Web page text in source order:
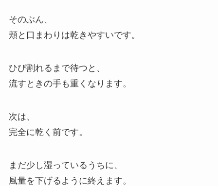
そのぶん、
頬と口まわりは乾きやすいです。
ひび割れるまで待つと、
流すときの手も重くなります。
次は、
完全に乾く前です。
まだ少し湿っているうちに、
風量を下げるように終えます。